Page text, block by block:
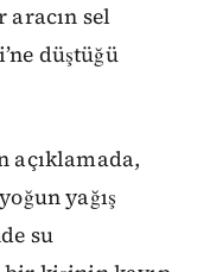
aracın sel
düştüğü
açıklamada,
yağış
su